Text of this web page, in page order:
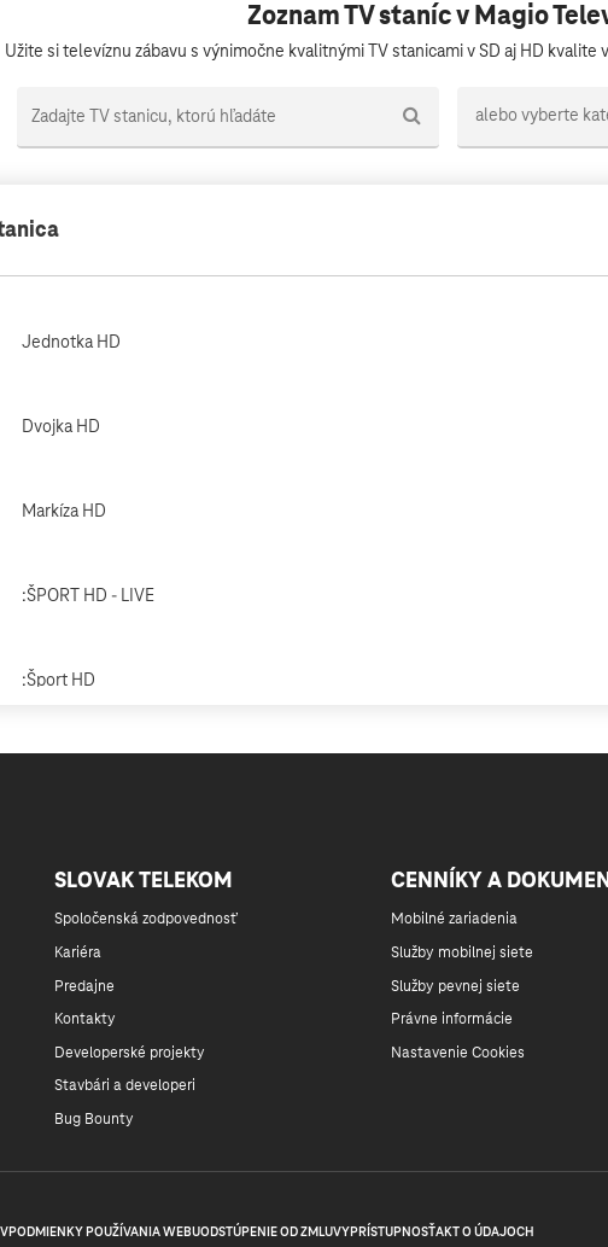
Zoznam TV staníc v Magio
Užite si televíznu zábavu s výnimočne kvalitnými TV stanicami v SD aj HD
Zadajte TV stanicu, ktorú hľadáte alebo vyberte
Jednotka HD
Dvojka HD
Markíza HD
:ŠPORT HD - LIVE
:Šport HD
JOJ HD
SLOVAK TELEKOM
Spoločenská zodpovednosť
Kariéra
Predajne
Kontakty
Developerské projekty
Stavbári a developeri
Bug Bounty
CENNÍKY A
Mobilné zariadenia
Služby mobilnej siete
Služby pevnej siete
Právne informácie
Nastavenie Cookies
PODMIENKY POUŽÍVANIA WEBUODSTÚPENIE OD ZMLUVY PRÍSTUPNOSŤAKT O ÚDAJOCH